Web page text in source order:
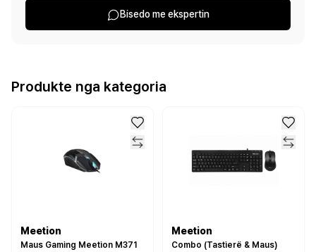
Bisedo me ekspertin
Produkte nga kategoria
Meetion
Maus Gaming Meetion M371
Meetion
Combo (Tastierë & Maus)